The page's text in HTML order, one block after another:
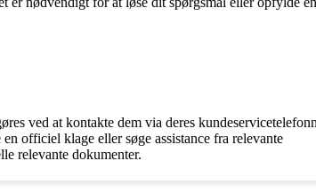
ved at kontakte dem via deres
officiel klage eller søge assistance fra relevante
relevante dokumenter.